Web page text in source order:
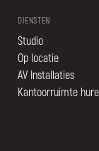
DIENSTEN
Studio
Op locatie
AV Installaties
Kantoorruimte